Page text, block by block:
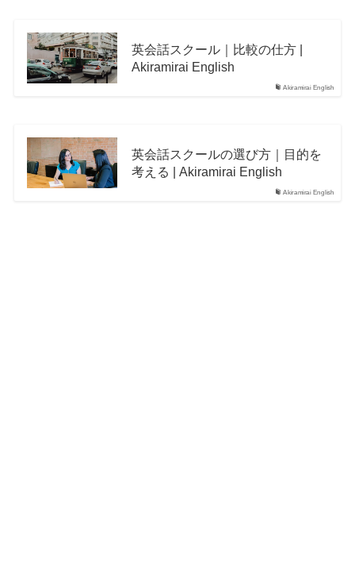
Akiramirai English
英会話スクール｜比較の仕方 |
Akiramirai English
Akiramirai English
英会話スクールの選び方｜目的を
考える | Akiramirai English